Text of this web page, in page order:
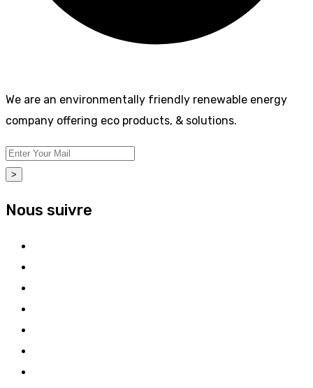
We are an environmentally friendly renewable energy
company offering eco products, & solutions.
>
Nous suivre